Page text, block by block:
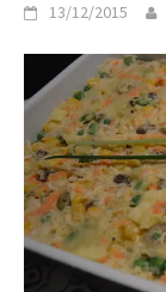
13/12/2015